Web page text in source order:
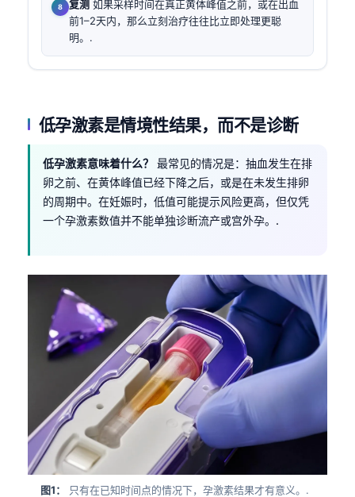
复测 如果采样时间在真正黄体峰值之前，或在出血
前1–2天内，那么立刻治疗往往比立即处理更聪
明。.
低孕激素是情境性结果，而不是诊断
低孕激素意味着什么？
最常见的情况是：抽血发生在排
卵之前、在黄体峰值已经下降之后，或是在未发生排卵
的周期中。在妊娠时，低值可能提示风险更高，但仅凭
一个孕激素数值并不能单独诊断流产或宫外孕。.
图1： 只有在已知时间点的情况下，孕激素结果才有意义。.